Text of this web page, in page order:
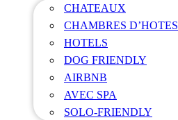
CHATEAUX
CHAMBRES D’HOTES
HOTELS
DOG FRIENDLY
AIRBNB
AVEC SPA
SOLO-FRIENDLY